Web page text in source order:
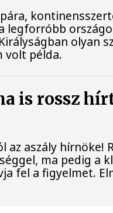
legforróbb
olyan
volt példa.
is rossz
az aszály hírnöke!
ma pedig a
fel a figyelmet.